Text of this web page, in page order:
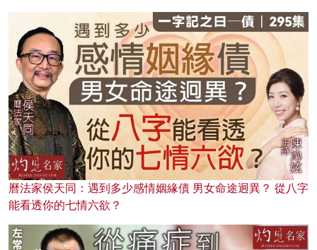
曆法家侯天同：遇到多少感情姻緣債 男女命途迥異？ 從八字
能看透你的七情六欲？